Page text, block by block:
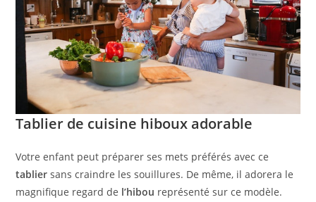
Tablier de cuisine hiboux adorable
Votre enfant peut préparer ses mets préférés avec ce
tablier sans craindre les souillures. De même, il adorera le
magnifique regard de l’hibou représenté sur ce modèle.